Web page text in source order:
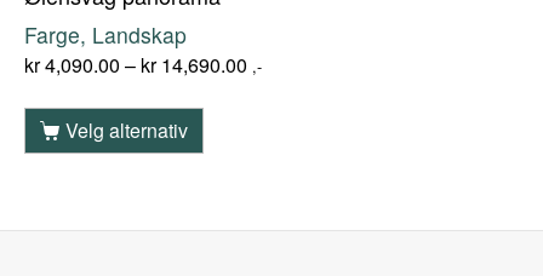
Farge, Landskap
kr4,090.00 – kr14,690.00 ,-
Velg alternativ